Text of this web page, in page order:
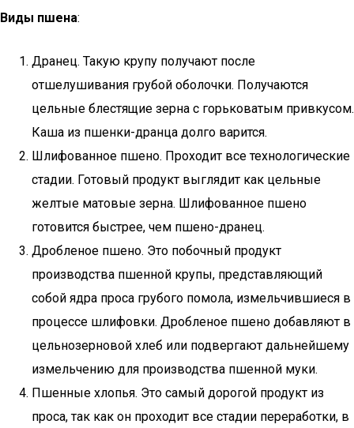
Виды пшена:
Дранец. Такую крупу получают после
отшелушивания грубой оболочки. Получаются
цельные блестящие зерна с горьковатым привкусом.
Каша из пшенки-дранца долго варится.
Шлифованное пшено. Проходит все технологические
стадии. Готовый продукт выглядит как цельные
желтые матовые зерна. Шлифованное пшено
готовится быстрее, чем пшено-дранец.
Дробленое пшено. Это побочный продукт
производства пшенной крупы, представляющий
собой ядра проса грубого помола, измельчившиеся в
процессе шлифовки. Дробленое пшено добавляют в
цельнозерновой хлеб или подвергают дальнейшему
измельчению для производства пшенной муки.
Пшенные хлопья. Это самый дорогой продукт из
проса, так как он проходит все стадии переработки, в